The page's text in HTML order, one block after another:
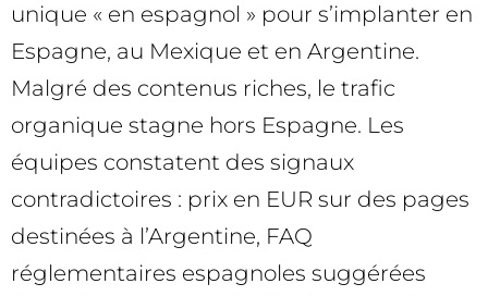
unique « en espagnol » pour s’implanter en
Espagne, au Mexique et en Argentine.
Malgré des contenus riches, le trafic
organique stagne hors Espagne. Les
équipes constatent des signaux
contradictoires : prix en EUR sur des pages
destinées à l’Argentine, FAQ
réglementaires espagnoles suggérées